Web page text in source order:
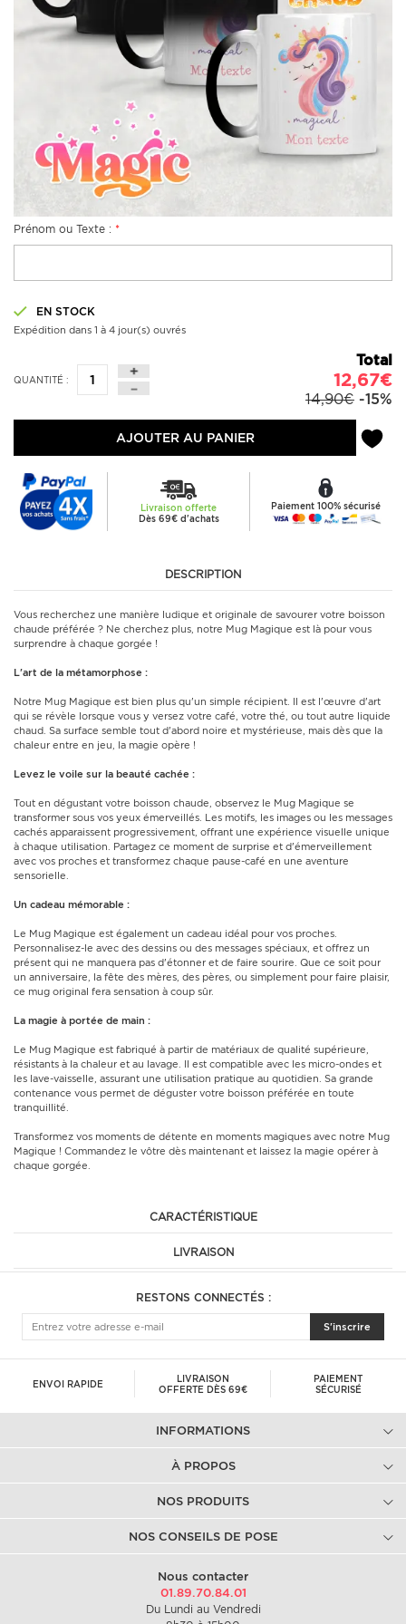
Prénom ou Texte : *
EN STOCK
Expédition dans 1 à 4 jour(s) ouvrés
QUANTITÉ :
Total
12,67€
14,90€ -15%
AJOUTER AU PANIER
Livraison offerte
Dès 69€ d'achats
Paiement 100% sécurisé
DESCRIPTION
Vous recherchez une manière ludique et originale de savourer votre boisson
chaude préférée ? Ne cherchez plus, notre Mug Magique est là pour vous
surprendre à chaque gorgée !
L'art de la métamorphose :
Notre Mug Magique est bien plus qu'un simple récipient. Il est l'œuvre d'art
qui se révèle lorsque vous y versez votre café, votre thé, ou tout autre liquide
chaud. Sa surface semble tout d'abord noire et mystérieuse, mais dès que la
chaleur entre en jeu, la magie opère !
Levez le voile sur la beauté cachée :
Tout en dégustant votre boisson chaude, observez le Mug Magique se
transformer sous vos yeux émerveillés. Les motifs, les images ou les messages
cachés apparaissent progressivement, offrant une expérience visuelle unique
à chaque utilisation. Partagez ce moment de surprise et d'émerveillement
avec vos proches et transformez chaque pause-café en une aventure
sensorielle.
Un cadeau mémorable :
Le Mug Magique est également un cadeau idéal pour vos proches.
Personnalisez-le avec des dessins ou des messages spéciaux, et offrez un
présent qui ne manquera pas d'étonner et de faire sourire. Que ce soit pour
un anniversaire, la fête des mères, des pères, ou simplement pour faire plaisir,
ce mug original fera sensation à coup sûr.
La magie à portée de main :
Le Mug Magique est fabriqué à partir de matériaux de qualité supérieure,
résistants à la chaleur et au lavage. Il est compatible avec les micro-ondes et
les lave-vaisselle, assurant une utilisation pratique au quotidien. Sa grande
contenance vous permet de déguster votre boisson préférée en toute
tranquillité.
Transformez vos moments de détente en moments magiques avec notre Mug
Magique ! Commandez le vôtre dès maintenant et laissez la magie opérer à
chaque gorgée.
CARACTÉRISTIQUE
LIVRAISON
RESTONS CONNECTÉS :
S'inscrire
ENVOI RAPIDE
LIVRAISON
OFFERTE DÈS 69€
PAIEMENT
SÉCURISÉ
INFORMATIONS
À PROPOS
NOS PRODUITS
NOS CONSEILS DE POSE
Nous contacter
01.89.70.84.01
Du Lundi au Vendredi